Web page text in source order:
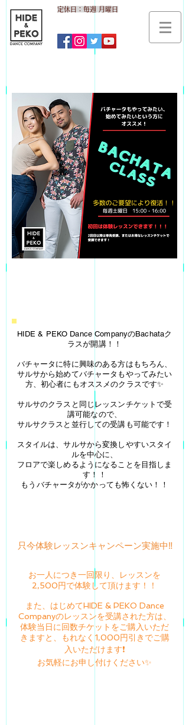
​定休日：毎週 月曜日
HIDE & PEKO Dance CompanyのBachataク
ラスが開講！！
バチャータに特に興味のある方はもちろん、
サルサから始めてバチャータもやってみたい
方、初心者にもオススメのクラスです✨
サルサのクラスと同じレッスンチケットで受
講可能なので、
サルサクラスと並行しての受講も可能です！
スタイルは、サルサから変換しやすいスタイ
ルを中心に、
フロアで楽しめるようになることを目指しま
す！！
​もうバチャータがかかっても怖くない！！
只今体験レッスンキャンペーン実施中‼️
お一人につき一回限り、レッスンを
2,500円で体験して頂けます！！
また、はじめてHIDE & PEKO Dance
Companyのレッスンを受講された方は、
体験当日に回数チケットをご購入いただ
きますと、もれなく1,000円引きでご購
入いただけます❗️
​お気軽にお申し付けください✨